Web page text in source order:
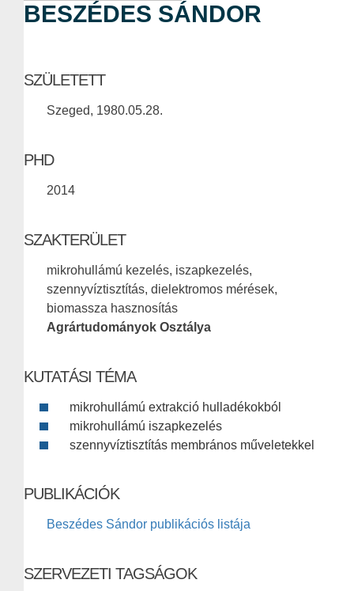
BESZÉDES SÁNDOR
SZÜLETETT
Szeged, 1980.05.28.
PHD
2014
SZAKTERÜLET
mikrohullámú kezelés, iszapkezelés,
szennyvíztisztítás, dielektromos mérések,
biomassza hasznosítás
Agrártudományok Osztálya
KUTATÁSI TÉMA
mikrohullámú extrakció hulladékokból
mikrohullámú iszapkezelés
szennyvíztisztítás membrános műveletekkel
PUBLIKÁCIÓK
Beszédes Sándor publikációs listája
SZERVEZETI TAGSÁGOK